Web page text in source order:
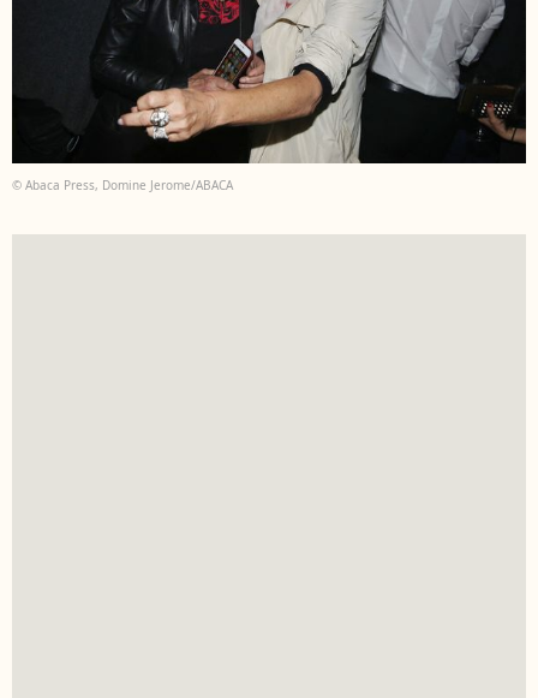
© Abaca Press, Domine Jerome/ABACA